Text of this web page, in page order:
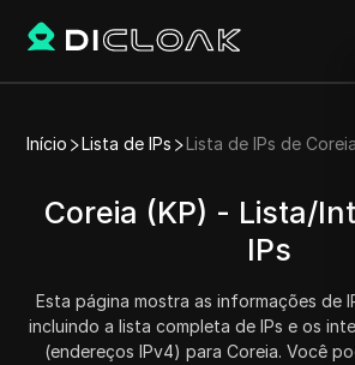
Início Lista de IPs Lista de IPs de Coreia
Coreia (KP) - Lista/
IPs
Esta página mostra as informações de
incluindo a lista completa de IPs e os
(endereços IPv4) para Coreia. Você